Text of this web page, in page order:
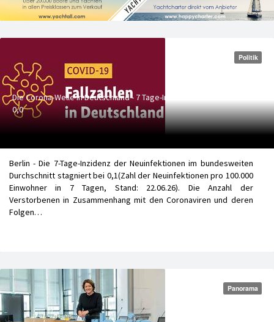
Politik
Die Corona-Welle in Deutschland - 7 Tage-Inzidenz:
0,0
Berlin - Die 7-Tage-Inzidenz der Neuinfektionen im bundesweiten
Durchschnitt stagniert bei 0,1(Zahl der Neuinfektionen pro 100.000
Einwohner in 7 Tagen, Stand: 22.06.26). Die Anzahl der
Verstorbenen in Zusammenhang mit den Coronaviren und deren
Folgen…
Panorama